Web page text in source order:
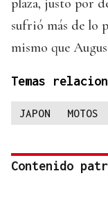
plaza, justo por
sufrió más de lo
mismo que
Temas
JAPON MOTOS
Contenido